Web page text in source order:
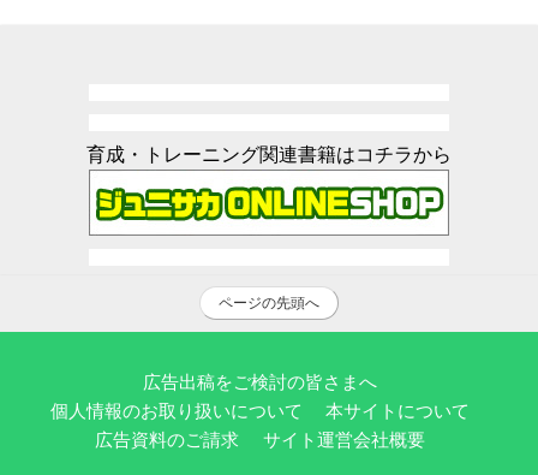
育成・トレーニング関連書籍はコチラから
ページの先頭へ
広告出稿をご検討の皆さまへ
個人情報のお取り扱いについて
本サイトについて
広告資料のご請求
サイト運営会社概要